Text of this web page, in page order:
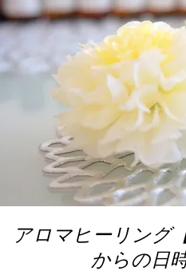
アロマヒーリング
からの日